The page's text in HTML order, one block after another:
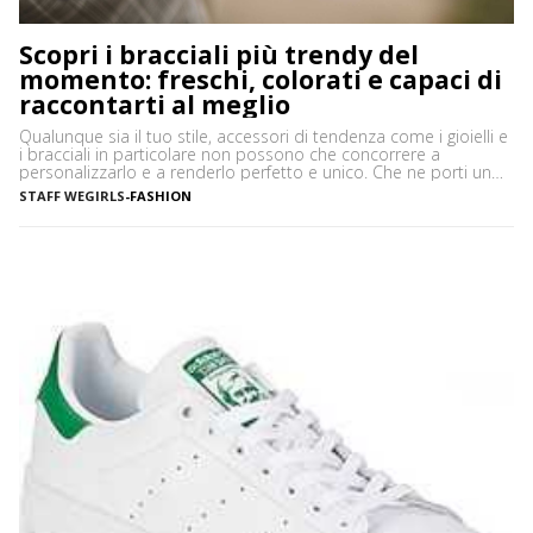
Scopri i bracciali più trendy del
momento: freschi, colorati e capaci di
raccontarti al meglio
Qualunque sia il tuo stile, accessori di tendenza come i gioielli e
i bracciali in particolare non possono che concorrere a
personalizzarlo e a renderlo perfetto e unico. Che ne porti uno
solo, importante o minimale, o ti piaccia mostrarne una serie,
ciascuno con il proprio significato e valore, i bracciali sono
STAFF WEGIRLS-FASHION